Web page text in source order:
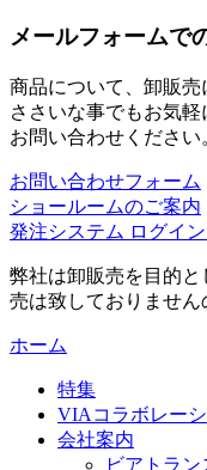
メールフォームで
商品について、卸販売
ささいな事でもお気軽
お問い合わせください
お問い合わせフォーム
ショールームのご案内
発注システム ログイン
弊社は卸販売を目的
売は致しておりません
ホーム
特集
VIAコラボレー
会社案内
ビアトラ